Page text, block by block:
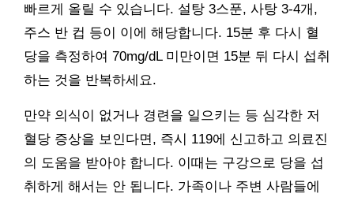
빠르게 올릴 수 있습니다. 설탕 3스푼, 사탕 3-4개,
주스 반 컵 등이 이에 해당합니다. 15분 후 다시 혈
당을 측정하여 70mg/dL 미만이면 15분 뒤 다시 섭취
하는 것을 반복하세요.
만약 의식이 없거나 경련을 일으키는 등 심각한 저
혈당 증상을 보인다면, 즉시 119에 신고하고 의료진
의 도움을 받아야 합니다. 이때는 구강으로 당을 섭
취하게 해서는 안 됩니다. 가족이나 주변 사람들에